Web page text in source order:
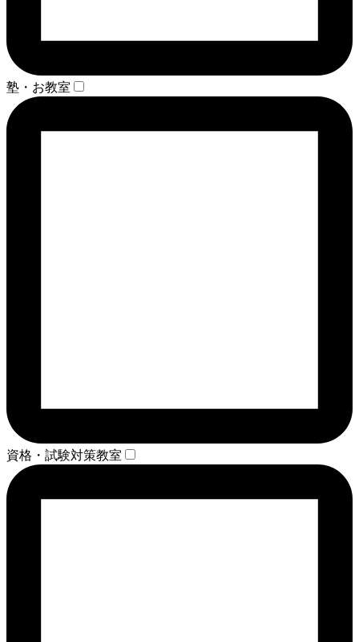
塾・お教室
資格・試験対策教室